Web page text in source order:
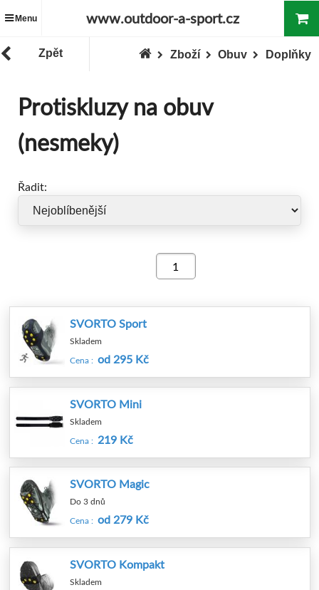
Menu www.outdoor-a-sport.cz
Zpět Doplňky
Obuv
Zboží
Protiskluzy na obuv
(nesmeky)
Řadit:
SVORTO Sport
Skladem
Cena : od 295 Kč
SVORTO Mini
Skladem
Cena : 219 Kč
SVORTO Magic
Do 3 dnů
Cena : od 279 Kč
SVORTO Kompakt
Skladem